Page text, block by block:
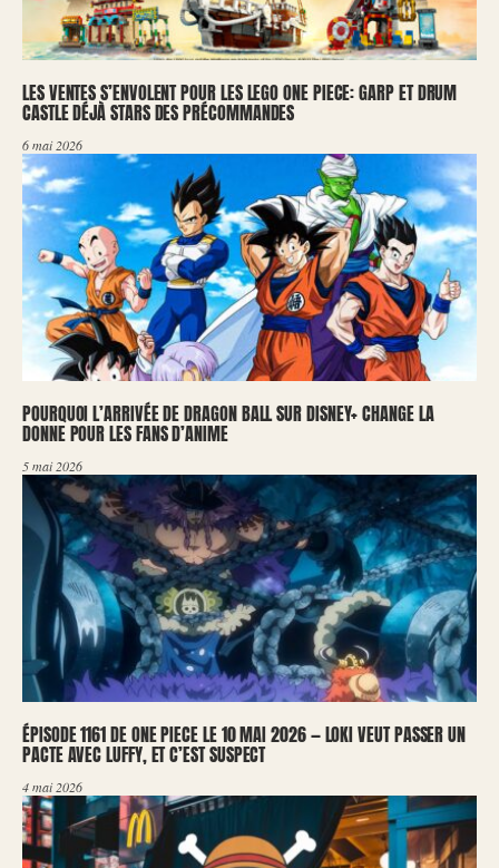
LES VENTES S’ENVOLENT POUR LES LEGO ONE PIECE: GARP ET DRUM
CASTLE DÉJÀ STARS DES PRÉCOMMANDES
6 mai 2026
POURQUOI L’ARRIVÉE DE DRAGON BALL SUR DISNEY+ CHANGE LA
DONNE POUR LES FANS D’ANIME
5 mai 2026
ÉPISODE 1161 DE ONE PIECE LE 10 MAI 2026 — LOKI VEUT PASSER UN
PACTE AVEC LUFFY, ET C’EST SUSPECT
4 mai 2026